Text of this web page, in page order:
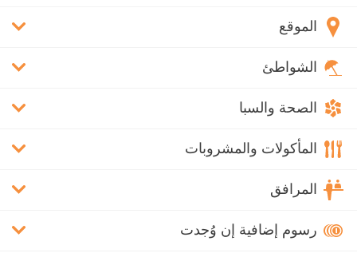
الموقع
الشواطئ
الصحة والسبا
المأكولات والمشروبات
المرافق
رسوم إضافية إن وُجدت